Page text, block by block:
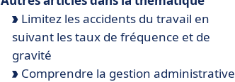
Limitez les accidents du travail en
suivant les taux de fréquence et de
gravité
Comprendre la gestion administrative